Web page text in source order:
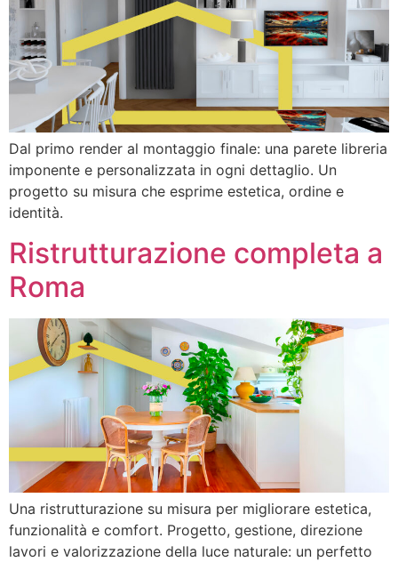
Dal primo render al montaggio finale: una parete libreria
imponente e personalizzata in ogni dettaglio. Un
progetto su misura che esprime estetica, ordine e
identità.
Ristrutturazione completa a
Roma
Una ristrutturazione su misura per migliorare estetica,
funzionalità e comfort. Progetto, gestione, direzione
lavori e valorizzazione della luce naturale: un perfetto